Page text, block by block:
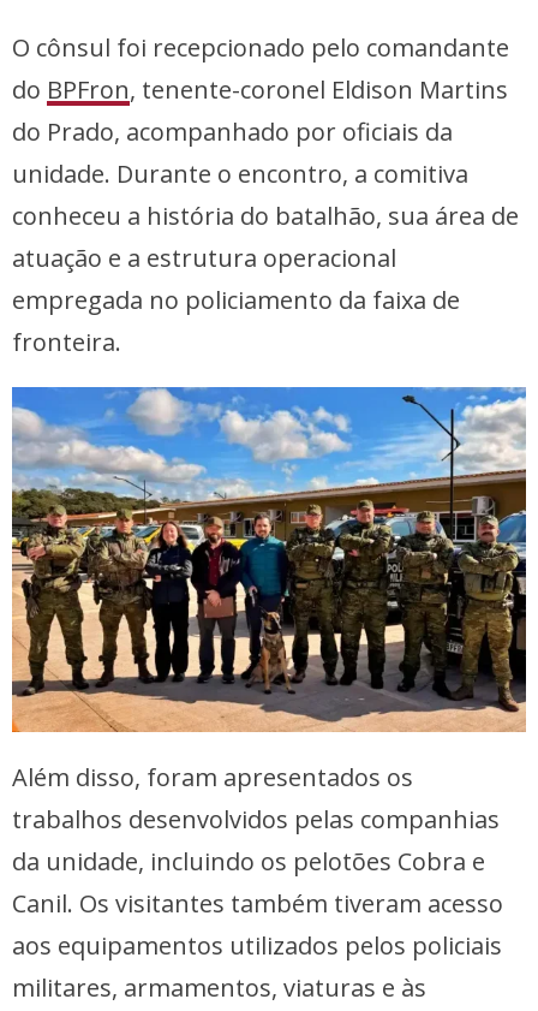
O cônsul foi recepcionado pelo comandante
do BPFron, tenente-coronel Eldison Martins
do Prado, acompanhado por oficiais da
unidade. Durante o encontro, a comitiva
conheceu a história do batalhão, sua área de
atuação e a estrutura operacional
empregada no policiamento da faixa de
fronteira.
Além disso, foram apresentados os
trabalhos desenvolvidos pelas companhias
da unidade, incluindo os pelotões Cobra e
Canil. Os visitantes também tiveram acesso
aos equipamentos utilizados pelos policiais
militares, armamentos, viaturas e às